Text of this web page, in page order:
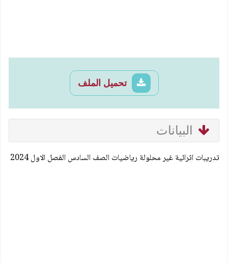
تحميل الملف
البيانات
تدريبات اثرائية غير محلولة رياضيات الصف السادس الفصل الاول 2024